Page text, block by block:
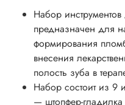
Набор
предназначен для
формирования
внесения
полость зуба в
Набор состоит из 9
— штопфер-